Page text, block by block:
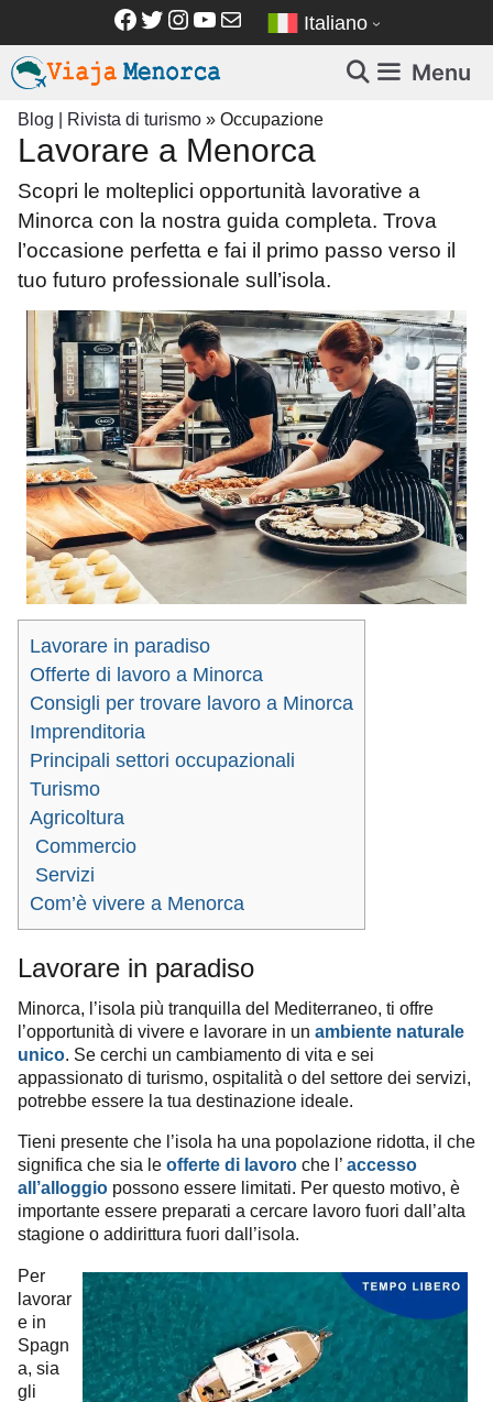
contenuto
Facebook
Twitter
Instagram
YouTube
Email Italiano
Menu
Blog | Rivista di turismo » Occupazione
Lavorare a Menorca
Scopri le molteplici opportunità lavorative a
Minorca con la nostra guida completa. Trova
l’occasione perfetta e fai il primo passo verso il
tuo futuro professionale sull’isola.
Lavorare in paradiso
Offerte di lavoro a Minorca
Consigli per trovare lavoro a Minorca
Imprenditoria
Principali settori occupazionali
Turismo
Agricoltura
Commercio
Servizi
Com’è vivere a Menorca
Lavorare in paradiso
Minorca, l’isola più tranquilla del Mediterraneo, ti offre
l’opportunità di vivere e lavorare in un ambiente naturale
unico. Se cerchi un cambiamento di vita e sei
appassionato di turismo, ospitalità o del settore dei servizi,
potrebbe essere la tua destinazione ideale.
Tieni presente che l’isola ha una popolazione ridotta, il che
significa che sia le offerte di lavoro che l’ accesso
all’alloggio possono essere limitati. Per questo motivo, è
importante essere preparati a cercare lavoro fuori dall’alta
stagione o addirittura fuori dall’isola.
Per
lavorar
e in
Spagn
a, sia
gli